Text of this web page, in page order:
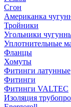
Сгон
Американка
Тройники
Угольники
Уплотнительные
Фланцы
Хомуты
Фитинги латунные
Фитинги
Фитинги VALTEC
Изоляция